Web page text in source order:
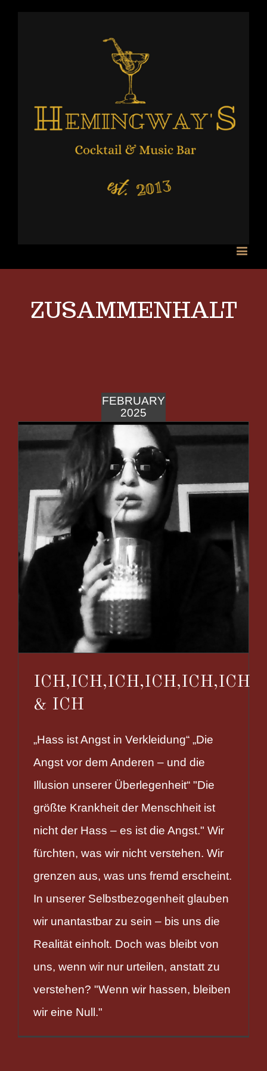
ZUSAMMENHALT
FEBRUARY
2025
ICH,ICH,ICH,ICH,ICH,ICH
& ICH
„Hass ist Angst in Verkleidung“ „Die
Angst vor dem Anderen – und die
Illusion unserer Überlegenheit“ "Die
größte Krankheit der Menschheit ist
nicht der Hass – es ist die Angst." Wir
fürchten, was wir nicht verstehen. Wir
grenzen aus, was uns fremd erscheint.
In unserer Selbstbezogenheit glauben
wir unantastbar zu sein – bis uns die
Realität einholt. Doch was bleibt von
uns, wenn wir nur urteilen, anstatt zu
verstehen? "Wenn wir hassen, bleiben
wir eine Null."